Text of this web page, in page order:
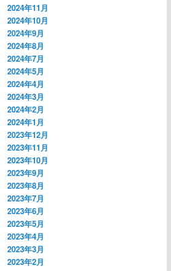
2024年11月
2024年10月
2024年9月
2024年8月
2024年7月
2024年5月
2024年4月
2024年3月
2024年2月
2024年1月
2023年12月
2023年11月
2023年10月
2023年9月
2023年8月
2023年7月
2023年6月
2023年5月
2023年4月
2023年3月
2023年2月